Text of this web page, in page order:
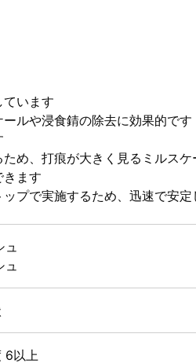
います
ルや浸食錆の除去に効果的です
め、打痕が大きく見るミルス
ます
プで実施するため、迅速で安
6以上